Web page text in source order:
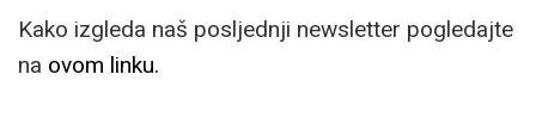
Kako izgleda naš posljednji newsletter pogledajte
na ovom linku.